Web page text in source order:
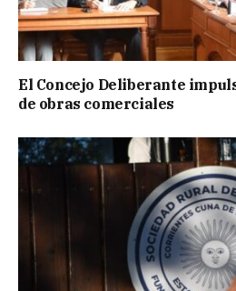
El Concejo Deliberante
de obras comerciales